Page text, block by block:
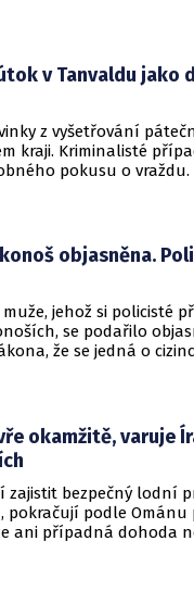
v Tanvaldu jako
z vyšetřování
kraji. Kriminalisté
pokusu o vraždu.
objasněna.
jehož si policisté
se podařilo
že se jedná o
okamžitě, varuje
zajistit bezpečný lodní
pokračují podle Ománu
ani případná dohoda